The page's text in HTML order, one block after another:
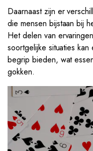
Daarnaast zijn er
die mensen bijstaan bij
Het delen van
soortgelijke situaties
begrip bieden, wat
gokken.